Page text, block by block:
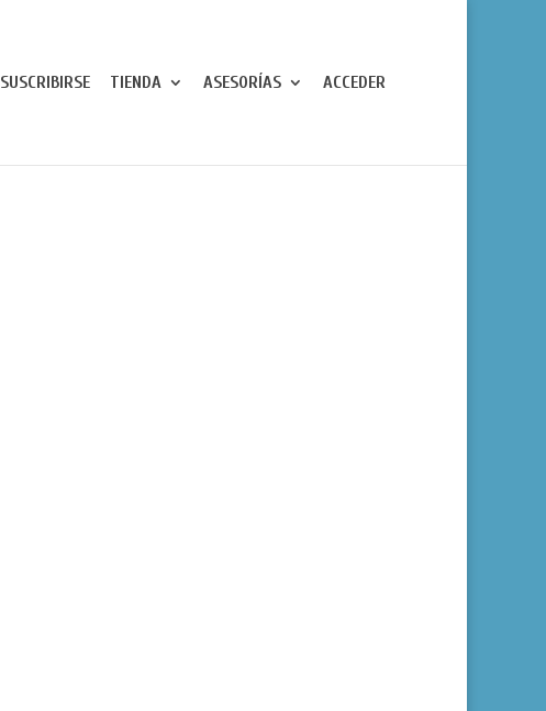
SUSCRIBIRSE TIENDA ASESORÍAS ACCEDER